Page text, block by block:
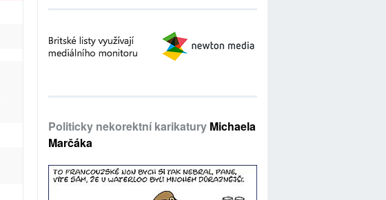
Politicky nekorektní karikatury Michaela
Marčáka